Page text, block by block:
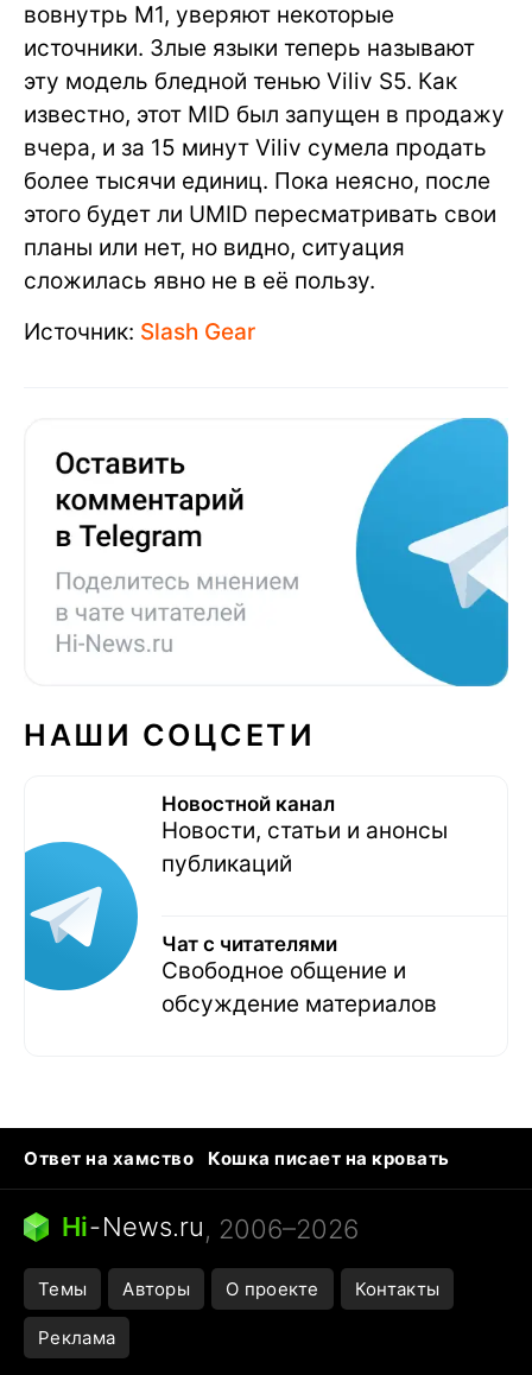
вовнутрь M1, уверяют некоторые
источники. Злые языки теперь называют
эту модель бледной тенью Viliv S5. Как
известно, этот MID был запущен в продажу
вчера, и за 15 минут Viliv сумела продать
более тысячи единиц. Пока неясно, после
этого будет ли UMID пересматривать свои
планы или нет, но видно, ситуация
сложилась явно не в её пользу.
Источник: Slash Gear
НАШИ СОЦСЕТИ
Новостной канал
Новости, статьи и анонсы
публикаций
Чат с читателями
Свободное общение и
обсуждение материалов
Ответ на хамство
Кошка писает на кровать
Тунцы в океанариуме
Следующая пандемия
Ядовитые пауки России
Открытие в Google Maps
Hi-News.ru, 2006–2026
Темы Авторы О проекте Контакты
Реклама